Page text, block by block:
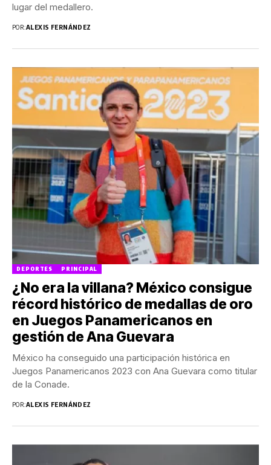
lugar del medallero.
POR:ALEXIS FERNÁNDEZ
DEPORTES PRINCIPAL
¿No era la villana? México consigue
récord histórico de medallas de oro
en Juegos Panamericanos en
gestión de Ana Guevara
México ha conseguido una participación histórica en
Juegos Panamericanos 2023 con Ana Guevara como titular
de la Conade.
POR:ALEXIS FERNÁNDEZ